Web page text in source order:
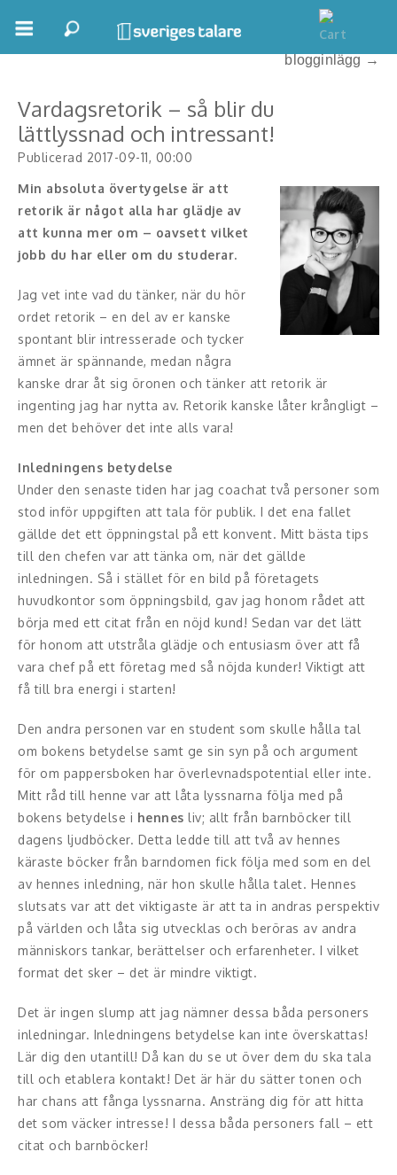
Samhällsnytta
Inspiration
Inspirerande Föreläsare
Personlig utveckling, målsättning
Keynote
Moderator, konferencier
Moderator
Konferencier
Workshopledare, facilitator
Radio och TV-profiler
Underhållning och event
Event
Humoristiska föredrag
Ljus och belysning
Konst
Middagsunderhållning
Musiker
Something a Little Different
Underhållning
Företagsledare
Författare
Idrottare och äventyrare
← Tillbaka
Se alla våra
blogginlägg →
Vardagsretorik – så blir du
lättlyssnad och intressant!
Publicerad 2017-09-11, 00:00
Min absoluta övertygelse är att
retorik är något alla har glädje av
att kunna mer om – oavsett vilket
jobb du har eller om du studerar.
Jag vet inte vad du tänker, när du hör
ordet retorik – en del av er kanske
spontant blir intresserade och tycker
ämnet är spännande, medan några
kanske drar åt sig öronen och tänker att retorik är
ingenting jag har nytta av. Retorik kanske låter krångligt –
men det behöver det inte alls vara!
Inledningens betydelse
Under den senaste tiden har jag coachat två personer som
stod inför uppgiften att tala för publik. I det ena fallet
gällde det ett öppningstal på ett konvent. Mitt bästa tips
till den chefen var att tänka om, när det gällde
inledningen. Så i stället för en bild på företagets
huvudkontor som öppningsbild, gav jag honom rådet att
börja med ett citat från en nöjd kund! Sedan var det lätt
för honom att utstråla glädje och entusiasm över att få
vara chef på ett företag med så nöjda kunder! Viktigt att
få till bra energi i starten!
Den andra personen var en student som skulle hålla tal
om bokens betydelse samt ge sin syn på och argument
för om pappersboken har överlevnadspotential eller inte.
Mitt råd till henne var att låta lyssnarna följa med på
bokens betydelse i hennes liv; allt från barnböcker till
dagens ljudböcker. Detta ledde till att två av hennes
käraste böcker från barndomen fick följa med som en del
av hennes inledning, när hon skulle hålla talet. Hennes
slutsats var att det viktigaste är att ta in andras perspektiv
på världen och låta sig utvecklas och beröras av andra
människors tankar, berättelser och erfarenheter. I vilket
format det sker – det är mindre viktigt.
Det är ingen slump att jag nämner dessa båda personers
inledningar. Inledningens betydelse kan inte överskattas!
Lär dig den utantill! Då kan du se ut över dem du ska tala
till och etablera kontakt! Det är här du sätter tonen och
har chans att fånga lyssnarna. Ansträng dig för att hitta
det som väcker intresse! I dessa båda personers fall – ett
citat och barnböcker!